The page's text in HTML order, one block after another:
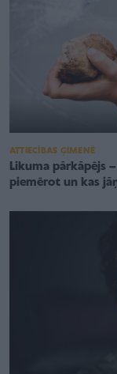
ATTIECĪBAS ĢIMENĒ
Likuma pārkāpējs
piemērot un kas